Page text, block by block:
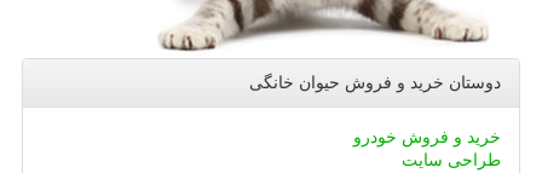
دوستان خرید و فروش حیوان خانگی
خرید و فروش خودرو
طراحی سایت